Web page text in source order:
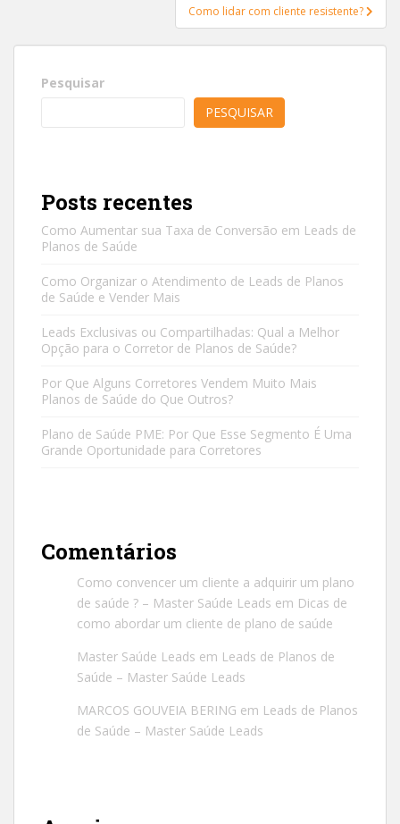
Como lidar com cliente resistente?
Pesquisar
PESQUISAR
Posts recentes
Como Aumentar sua Taxa de Conversão em Leads de
Planos de Saúde
Como Organizar o Atendimento de Leads de Planos
de Saúde e Vender Mais
Leads Exclusivas ou Compartilhadas: Qual a Melhor
Opção para o Corretor de Planos de Saúde?
Por Que Alguns Corretores Vendem Muito Mais
Planos de Saúde do Que Outros?
Plano de Saúde PME: Por Que Esse Segmento É Uma
Grande Oportunidade para Corretores
Comentários
Como convencer um cliente a adquirir um plano
de saúde ? – Master Saúde Leads em Dicas de
como abordar um cliente de plano de saúde
Master Saúde Leads em Leads de Planos de
Saúde – Master Saúde Leads
MARCOS GOUVEIA BERING em Leads de Planos
de Saúde – Master Saúde Leads